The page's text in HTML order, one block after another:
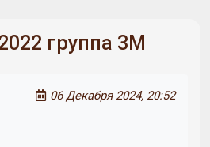
группа 3М
06 Декабря 2024, 20:52